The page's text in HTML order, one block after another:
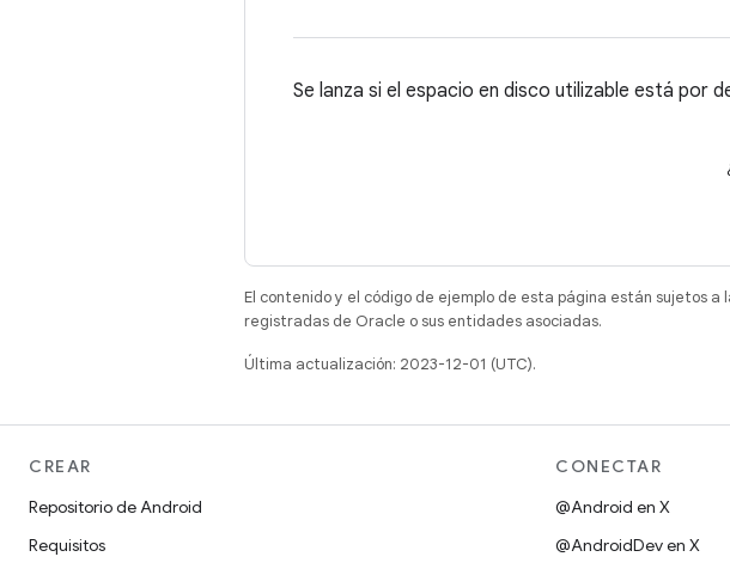
Se lanza si el espacio en disco utilizable está por
El contenido y el código de ejemplo de esta página están sujetos a
registradas de Oracle o sus entidades asociadas.
Última actualización: 2023-12-01 (UTC).
CREAR
Repositorio de Android
Requisitos
CONECTAR
@Android en X
@AndroidDev en X